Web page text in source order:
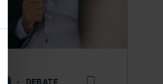
DEBATE